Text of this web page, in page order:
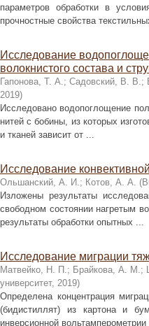
параметров обработки в
прочностные свойства
Исследование
волокнистого состава и
Гапонова, Т. А.; Садовский, В. В.;
2019)
Исследовано водопоглощение
нитей с бобины, из которых
и тканей зависит от ...
Исследование
Ольшанский, А. И.; Котов, А. А. (
Изложены результаты
свободном состоянии нагретым
результаты обработки опытных ...
Исследование миграции
Матвейко, Н. П.; Брайкова, А. М.;
университет, 2019)
Определена концентрация
(бидистиллят) из картона и
инверсионной вольтамперометрии